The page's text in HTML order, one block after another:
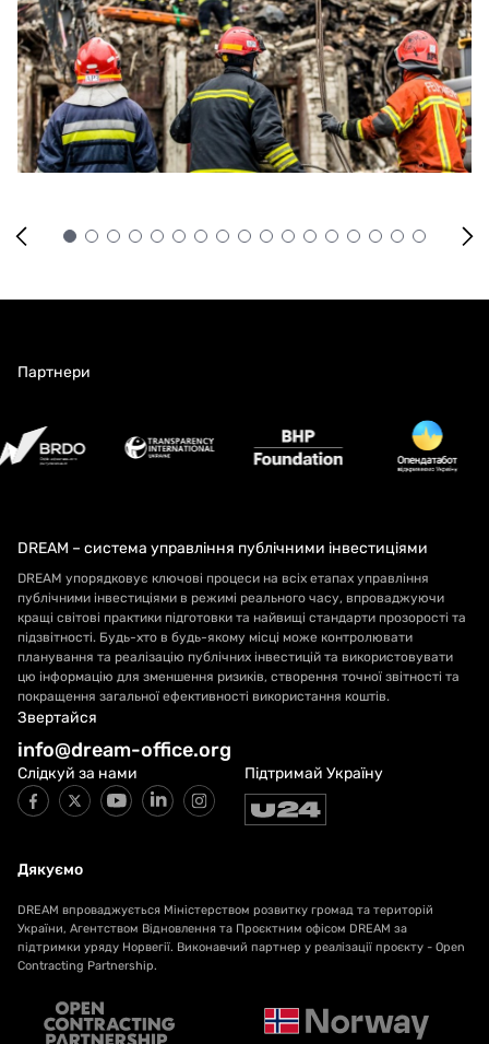
Партнери
DREAM – система управління публічними інвестиціями
DREAM упорядковує ключові процеси на всіх етапах управління
публічними інвестиціями в режимі реального часу, впроваджуючи
кращі світові практики підготовки та найвищі стандарти прозорості та
підзвітності. Будь-хто в будь-якому місці може контролювати
планування та реалізацію публічних інвестицій та використовувати
цю інформацію для зменшення ризиків, створення точної звітності та
покращення загальної ефективності використання коштів.
Звертайся
info@dream-office.org
Слідкуй за нами Підтримай Україну
Дякуємо
DREAM впроваджується Міністерством розвитку громад та територій
України, Агентством Відновлення та Проєктним офісом DREAM за
підтримки уряду Норвегії. Виконавчий партнер у реалізації проєкту - Open
Contracting Partnership.